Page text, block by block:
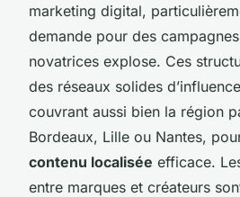
marketing digital,
demande pour des
novatrices explose. Ces
des réseaux solides
couvrant aussi bien la région
Bordeaux, Lille ou Nantes,
contenu localisée efficace.
entre marques et créateurs